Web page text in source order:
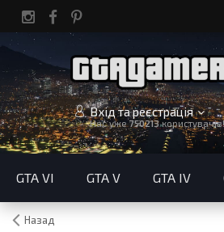
Вхід та реєстрація
Нас уже750213користувачів!
GTA VI GTA V GTA IV
Назад